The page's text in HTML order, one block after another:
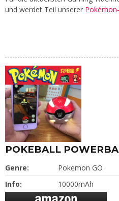
und werdet Teil unserer
POKEBALL
Genre:
Pokemon GO
Info:
10000mAh